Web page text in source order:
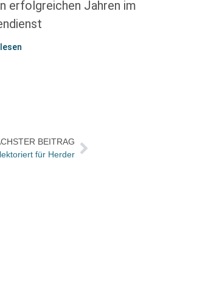
erfolgreichen Jahren im
BEITRAG
für Herder